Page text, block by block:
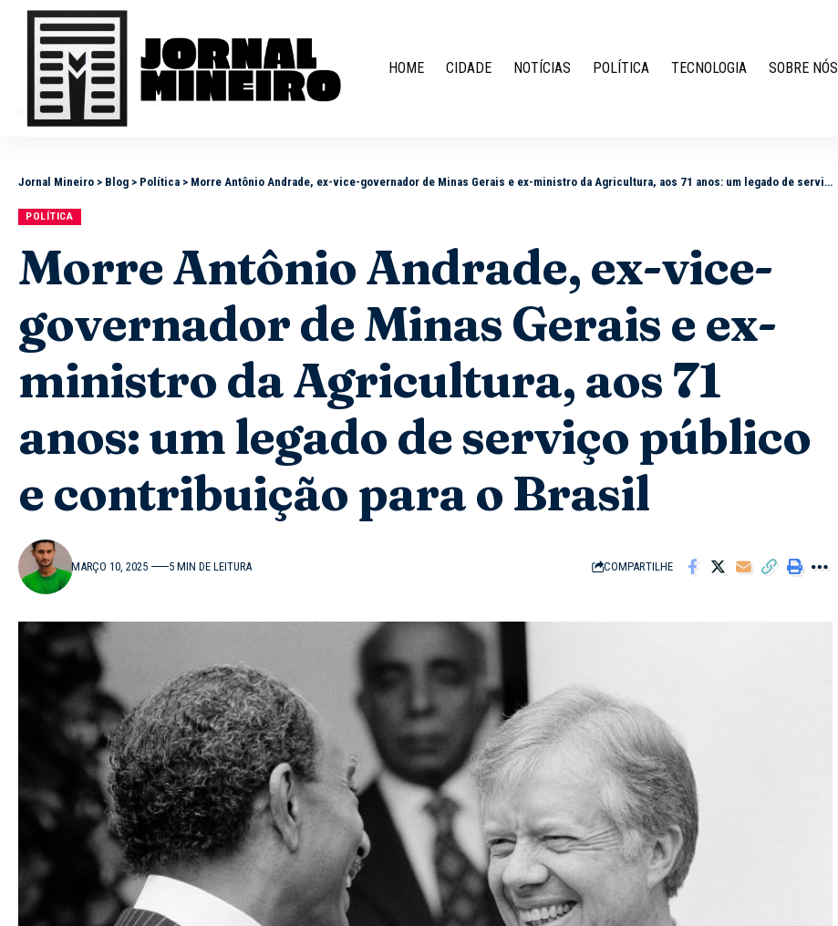
HOME CIDADE NOTÍCIAS POLÍTICA TECNOLOGIA SOBRE NÓS
Jornal Mineiro > Blog > Política > Morre Antônio Andrade, ex-vice-governador de Minas Gerais e ex-ministro da Agricultura, aos 71 anos: um legado de serviço público e contribuição para o Brasil
POLÍTICA
Morre Antônio Andrade, ex-vice-
governador de Minas Gerais e ex-
ministro da Agricultura, aos 71
anos: um legado de serviço público
e contribuição para o Brasil
MARÇO 10, 2025 5 MIN DE LEITURA COMPARTILHE